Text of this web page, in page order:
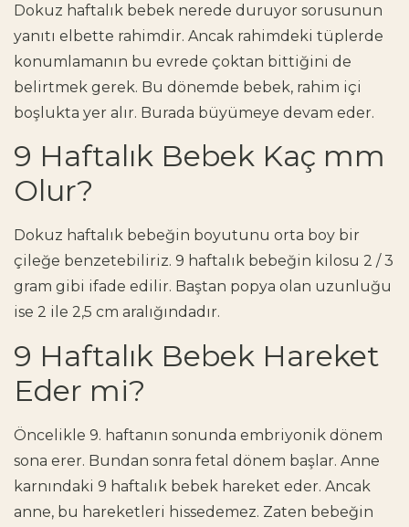
Dokuz haftalık bebek nerede duruyor sorusunun
yanıtı elbette rahimdir. Ancak rahimdeki tüplerde
konumlamanın bu evrede çoktan bittiğini de
belirtmek gerek. Bu dönemde bebek, rahim içi
boşlukta yer alır. Burada büyümeye devam eder.
9 Haftalık Bebek Kaç mm
Olur?
Dokuz haftalık bebeğin boyutunu orta boy bir
çileğe benzetebiliriz. 9 haftalık bebeğin kilosu 2 / 3
gram gibi ifade edilir. Baştan popya olan uzunluğu
ise 2 ile 2,5 cm aralığındadır.
9 Haftalık Bebek Hareket
Eder mi?
Öncelikle 9. haftanın sonunda embriyonik dönem
sona erer. Bundan sonra fetal dönem başlar. Anne
karnındaki 9 haftalık bebek hareket eder. Ancak
anne, bu hareketleri hissedemez. Zaten bebeğin